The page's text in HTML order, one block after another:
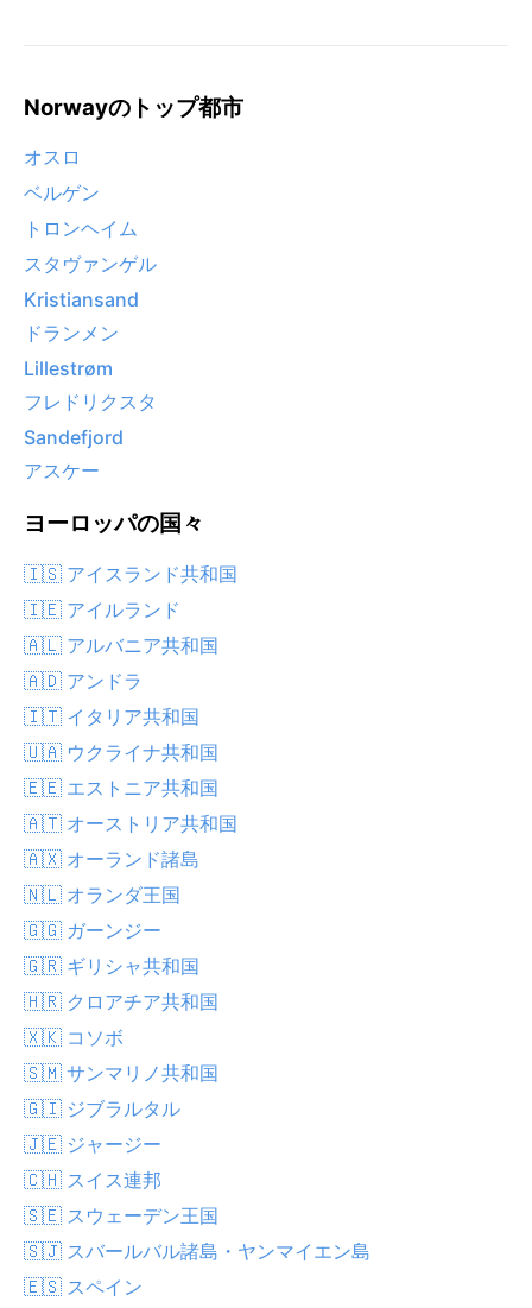
Norwayのトップ都市
オスロ
ベルゲン
トロンヘイム
スタヴァンゲル
Kristiansand
ドランメン
Lillestrøm
フレドリクスタ
Sandefjord
アスケー
ヨーロッパの国々
🇮🇸 アイスランド共和国
🇮🇪 アイルランド
🇦🇱 アルバニア共和国
🇦🇩 アンドラ
🇮🇹 イタリア共和国
🇺🇦 ウクライナ共和国
🇪🇪 エストニア共和国
🇦🇹 オーストリア共和国
🇦🇽 オーランド諸島
🇳🇱 オランダ王国
🇬🇬 ガーンジー
🇬🇷 ギリシャ共和国
🇭🇷 クロアチア共和国
🇽🇰 コソボ
🇸🇲 サンマリノ共和国
🇬🇮 ジブラルタル
🇯🇪 ジャージー
🇨🇭 スイス連邦
🇸🇪 スウェーデン王国
🇸🇯 スバールバル諸島・ヤンマイエン島
🇪🇸 スペイン